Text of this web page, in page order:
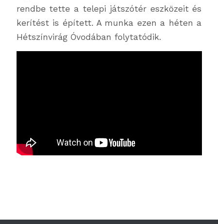
rendbe tette a telepi játszótér eszközeit és
kerítést is épített. A munka ezen a héten a
Hétszínvirág Óvodában folytatódik.